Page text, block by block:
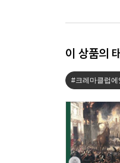
이 상품의
#크레마클럽에